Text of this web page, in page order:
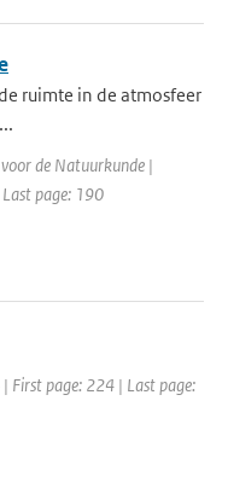
ruimte in de atmosfeer
de Natuurkunde |
page: 190
First page: 224 | Last page: